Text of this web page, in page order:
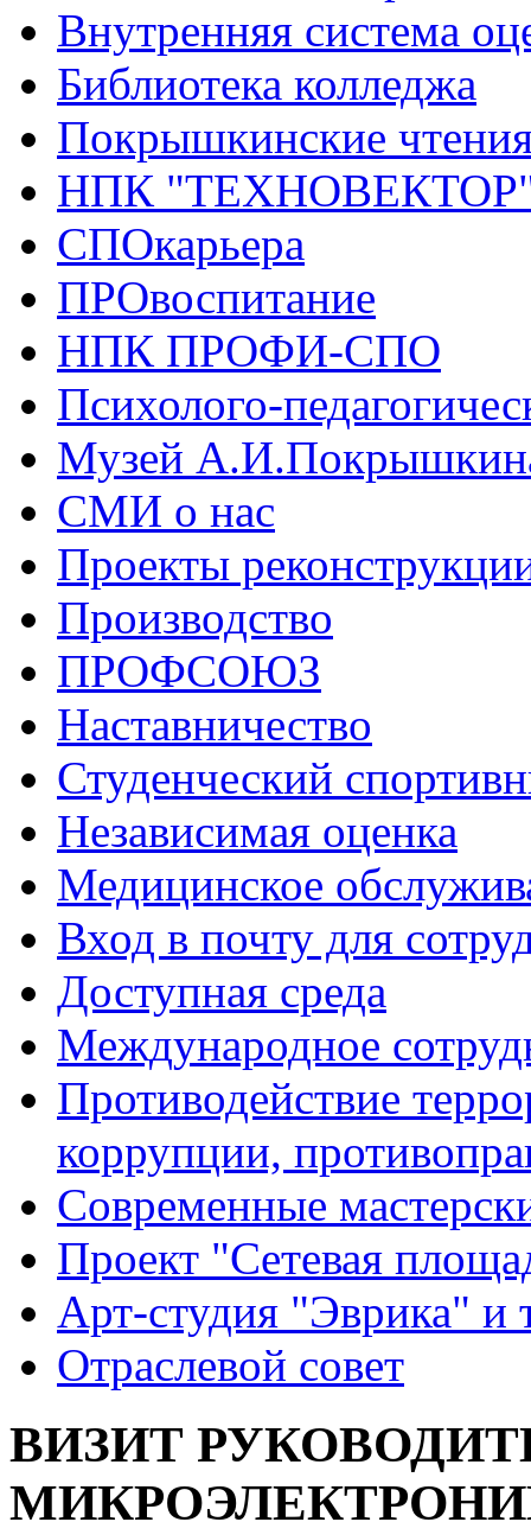
Внутренняя система
Библиотека колледжа
Покрышкинские
НПК
СПОкарьера
ПРОвоспитание
НПК ПРОФИ-СПО
Психолого-
Музей
СМИ о нас
Проекты
Производство
ПРОФСОЮЗ
Наставничество
Студенческий
Независимая оценка
Медицинское
Вход в почту для
Доступная среда
Международное
Противодействие
коррупции,
Современные
Проект "Сетевая
Арт-студия "Эврика" и
Отраслевой совет
ВИЗИТ